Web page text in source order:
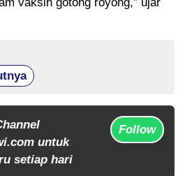
untuk
setiap hari
Follow